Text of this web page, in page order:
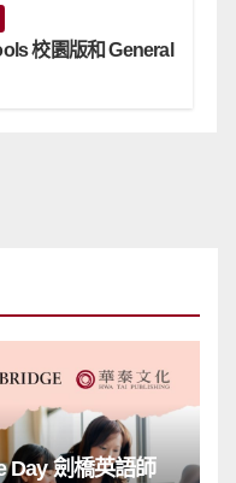
校園版和 General
Day 劍橋英語師